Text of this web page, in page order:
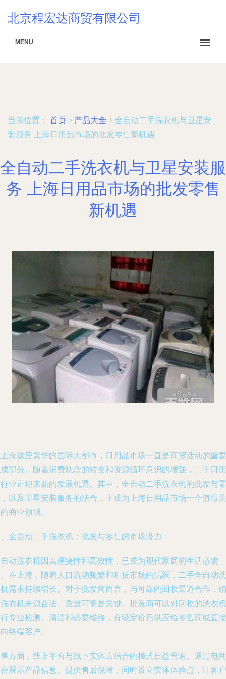
北京程宏达商贸有限公司
MENU
当前位置： 首页 > 产品大全 > 全自动二手洗衣机与卫星安
装服务 上海日用品市场的批发零售新机遇
全自动二手洗衣机与卫星安装服
务 上海日用品市场的批发零售
新机遇
海这座繁华的国际大都市，日用品市场一直是商贸活动的重要
部分。随着消费观念的转变和资源循环意识的增强，二手日用
业正迎来新的发展机遇。其中，全自动二手洗衣机的批发与零
以及卫星安装服务的结合，正成为上海日用品市场一个值得关
商业领域。
全自动二手洗衣机：批发与零售的市场潜力
动洗衣机因其便捷性和高效性，已成为现代家庭的生活必需
在上海，随着人口流动频繁和租赁市场的活跃，二手全自动洗
需求持续增长。对于批发商而言，与可靠的回收渠道合作，确
衣机来源合法、质量可靠是关键。批发商可以对回收的洗衣机
专业检测、清洁和必要维修，分级定价后供应给零售商或直接
终端客户。
方面，线上平台与线下实体店结合的模式日益普遍。通过电商
展示产品信息、提供售后保障，同时设立实体体验点，让客户